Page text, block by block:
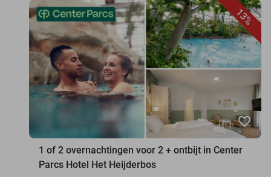
13%
favorite_border
1 of 2 overnachtingen voor 2 + ontbijt in Center
Parcs Hotel Het Heijderbos